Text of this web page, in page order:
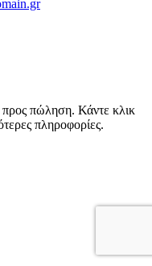
προς πώληση. Κάντε κλικ
πληροφορίες.